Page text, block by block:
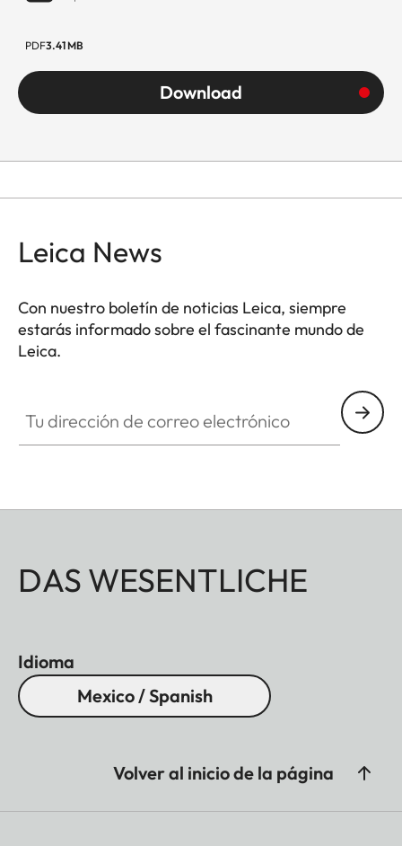
PDF3.41 MB
Download
Leica News
Con nuestro boletín de noticias Leica, siempre
estarás informado sobre el fascinante mundo de
Leica.
DAS WESENTLICHE
Idioma
Mexico / Spanish
Volver al inicio de la página